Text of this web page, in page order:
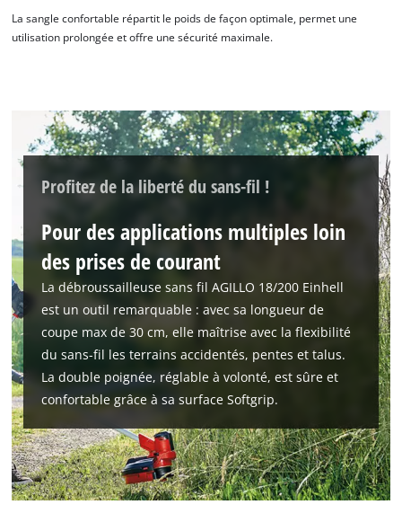
La sangle confortable répartit le poids de façon optimale, permet une
utilisation prolongée et offre une sécurité maximale.
Profitez de la liberté du sans-fil !
Pour des applications multiples loin
des prises de courant
La débroussailleuse sans fil AGILLO 18/200 Einhell
est un outil remarquable : avec sa longueur de
coupe max de 30 cm, elle maîtrise avec la flexibilité
du sans-fil les terrains accidentés, pentes et talus.
La double poignée, réglable à volonté, est sûre et
confortable grâce à sa surface Softgrip.